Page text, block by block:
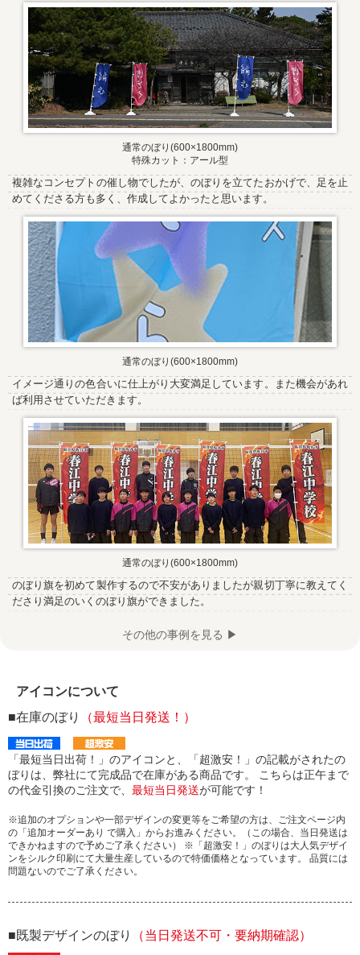
通常のぼり(600×1800mm)
特殊カット：アール型
複雑なコンセプトの催し物でしたが、のぼりを立てたおかげで、足を止
めてくださる方も多く、作成してよかったと思います。
通常のぼり(600×1800mm)
イメージ通りの色合いに仕上がり大変満足しています。また機会があれ
ば利用させていただきます。
通常のぼり(600×1800mm)
のぼり旗を初めて製作するので不安がありましたが親切丁寧に教えてく
ださり満足のいくのぼり旗ができました。
その他の事例を見る ▶
アイコンについて
■在庫のぼり
（最短当日発送！）
「最短当日出荷！」のアイコンと、「超激安！」の記載がされたの
ぼりは、弊社にて完成品で在庫がある商品です。 こちらは正午まで
の代金引換のご注文で、 最短当日発送が可能です！
※追加のオプションや一部デザインの変更等をご希望の方は、ご注文ページ内
の「追加オーダーあり で購入」からお進みください。（この場合、当日発送は
できかねますので予めご了承ください） ※「超激安！」のぼりは大人気デザイ
ンをシルク印刷にて大量生産しているので特価価格となっています。 品質には
問題ないのでご了承ください。
■既製デザインのぼり （当日発送不可・要納期確認）